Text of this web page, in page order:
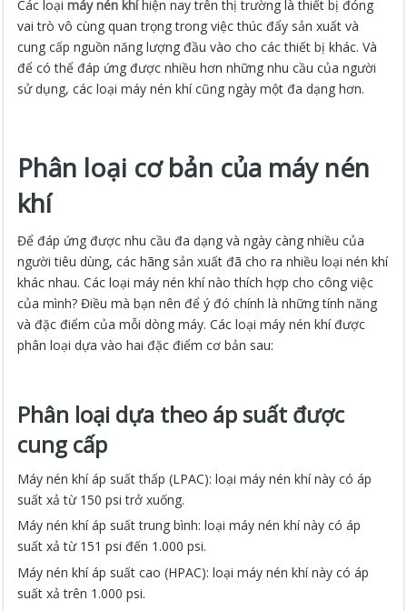
Các loạimáy nén khíhiện nay trên thị trường là thiết bị đóng
vai trò vô cùng quan trọng trong việc thúc đẩy sản xuất và
cung cấp nguồn năng lượng đầu vào cho các thiết bị khác. Và
để có thể đáp ứng được nhiều hơn những nhu cầu của người
sử dụng, các loại máy nén khí cũng ngày một đa dạng hơn.
Phân loại cơ bản của máy nén
khí
Để đáp ứng được nhu cầu đa dạng và ngày càng nhiều của
người tiêu dùng, các hãng sản xuất đã cho ra nhiều loại nén khí
khác nhau. Các loại máy nén khí nào thích hợp cho công việc
của mình? Điều mà bạn nên để ý đó chính là những tính năng
và đặc điểm của mỗi dòng máy. Các loại máy nén khí được
phân loại dựa vào hai đặc điểm cơ bản sau:
Phân loại dựa theo áp suất được
cung cấp
Máy nén khí áp suất thấp (LPAC): loại máy nén khí này có áp
suất xả từ 150 psi trở xuống.
Máy nén khí áp suất trung bình: loại máy nén khí này có áp
suất xả từ 151 psi đến 1.000 psi.
Máy nén khí áp suất cao (HPAC): loại máy nén khí này có áp
suất xả trên 1.000 psi.